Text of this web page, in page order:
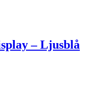
– Ljusblå